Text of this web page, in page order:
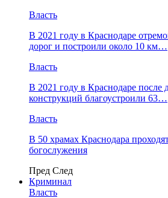
Власть
В 2021 году в Краснодаре
дорог и построили около 10 км…
Власть
В 2021 году в Краснодаре после
конструкций благоустроили 63…
Власть
В 50 храмах Краснодара
богослужения
Пред След
Криминал
Власть